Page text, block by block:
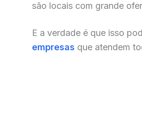
são locais com grande
E a verdade é que isso
empresas que atendem